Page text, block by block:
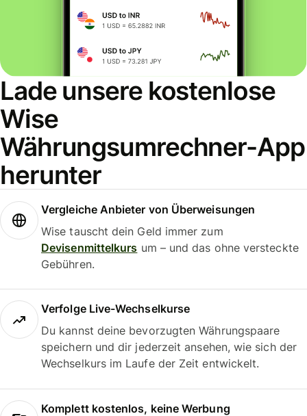
Lade unsere kostenlose
Wise
Währungsumrechner-App
herunter
Vergleiche Anbieter von Überweisungen
Wise tauscht dein Geld immer zum
Devisenmittelkurs um – und das ohne versteckte
Gebühren.
Verfolge Live-Wechselkurse
Du kannst deine bevorzugten Währungspaare
speichern und dir jederzeit ansehen, wie sich der
Wechselkurs im Laufe der Zeit entwickelt.
Komplett kostenlos, keine Werbung